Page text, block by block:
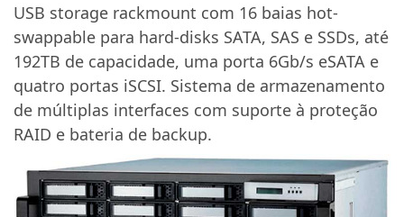
USB storage rackmount com 16 baias hot-
swappable para hard-disks SATA, SAS e SSDs, até
192TB de capacidade, uma porta 6Gb/s eSATA e
quatro portas iSCSI. Sistema de armazenamento
de múltiplas interfaces com suporte à proteção
RAID e bateria de backup.